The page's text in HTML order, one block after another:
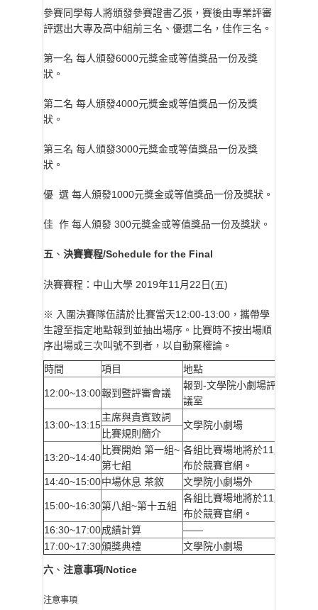
參賽同學每人將頒發參賽證書乙張，賽後由專業評審
評選出大專及高中組前三名、優選二名，佳作三名。
第一名 每人頒發6000元獎金或等值獎品一份及獎
狀。
第二名 每人頒發4000元獎金或等值獎品一份及獎
狀。
第三名 每人頒發3000元獎金或等值獎品一份及獎
狀。
優 選 每人頒發1000元獎金或等值獎品一份及獎狀。
佳 作 每人頒發 300元獎金或等值獎品一份及獎狀。
五 、 決賽賽程/Schedule for the Final
決賽賽程：中山大學 2019年11月22日(五)
※ 入圍決賽隊伍請於比賽當天12:00-13:00，攜帶學
生證至指定地點報到並抽出場序。比賽時不按出場順
序出場或三次叫號不到者，以自動棄權論。
時間 項目 地點
12:00~13:00報到暨評審會議
報到-文學院小劇場評審會議-
議室
13:00~13:15
主席與貴賓致詞
文學院小劇場
比賽規則簡介
13:20~14:40
比賽開始 第一組~
第七組
各組比賽場地將於11月6日(三
布於競賽官網。
14:40~15:00中場休息 茶敘 文學院小劇場外
15:00~16:30第八組~第十五組
各組比賽場地將於11月6日(三
布於競賽官網。
16:30~17:00成績計算
——
17:00~17:30頒獎典禮 文學院小劇場
六 、 注意事項/Notice
注意事項